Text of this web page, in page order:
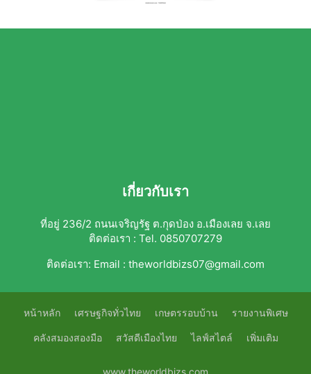
เกี่ยวกับเรา
ที่อยู่ 236/2 ถนนเจริญรัฐ ต.กุดป่อง อ.เมืองเลย จ.เลย
ติดต่อเรา : Tel. 0850707279
ติดต่อเรา: Email : theworldbizs07@gmail.com
หน้าหลัก เศรษฐกิจทั่วไทย เกษตรรอบบ้าน รายงานพิเศษ
คลังสมองสองมือ สวัสดีเมืองไทย ไลฟ์สไตล์ เพิ่มเติม